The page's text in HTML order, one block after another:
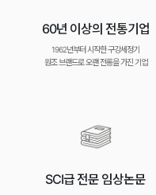
60년 이상의 전통기업
1962년부터 시작한 구강세정기
원조 브랜드로 오랜 전통을 가진 기업
SCI급 전문 임상논문